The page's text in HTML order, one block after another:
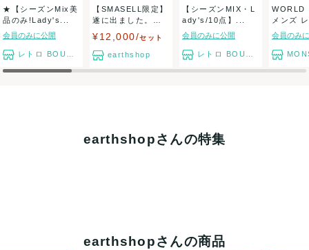
★【シーズンMix美
品のみ!Lady's...
会員のみに公開
レトロ BOUTIQUE
【SMASELL限定】
遂に出ました。衣
類限定★業界...
¥12,000/セット
earthshop
【シーズンMIX・L
ady's/10点】...
会員のみに公開
レトロ BOUTIQUE
WORLD
メンズ
アパレ
会員のみ
earthshopさんの特集
earthshopさんの商品